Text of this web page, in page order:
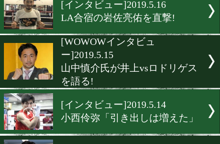
[インタビュー]2019.5.20
坂本真宏「母校のリングが
ベーション」
[インタビュー]2019.5.16
伊藤雅雪「リスクを背負い
方にこだわる」
[インタビュー]2019.5.16